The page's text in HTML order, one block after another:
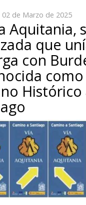
de Marzo de 2025
Aquitania,
que
con
como
Histórico